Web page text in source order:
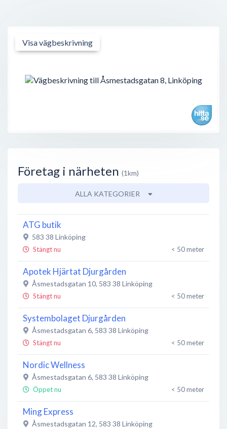
Visa vägbeskrivning
Företag i närheten (1km)
ALLA KATEGORIER
ATG butik
583 38 Linköping
Stängt nu < 50 meter
Apotek Hjärtat Djurgården
Åsmestadsgatan 10, 583 38 Linköping
Stängt nu < 50 meter
Systembolaget Djurgården
Åsmestadsgatan 6, 583 38 Linköping
Stängt nu < 50 meter
Nordic Wellness
Åsmestadsgatan 6, 583 38 Linköping
Öppet nu < 50 meter
Ming Express
Åsmestadsgatan 12, 583 38 Linköping